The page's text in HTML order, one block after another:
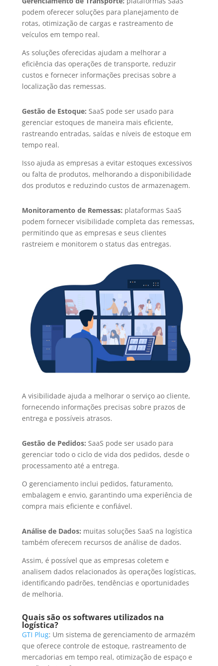
podem oferecer soluções para planejamento de
rotas, otimização de cargas e rastreamento de
veículos em tempo real.
As soluções oferecidas ajudam a melhorar a
eficiência das operações de transporte, reduzir
custos e fornecer informações precisas sobre a
localização das remessas.
Gestão de Estoque: SaaS pode ser usado para
gerenciar estoques de maneira mais eficiente,
rastreando entradas, saídas e níveis de estoque em
tempo real.
Isso ajuda as empresas a evitar estoques excessivos
ou falta de produtos, melhorando a disponibilidade
dos produtos e reduzindo custos de armazenagem.
Monitoramento de Remessas: plataformas SaaS
podem fornecer visibilidade completa das remessas,
permitindo que as empresas e seus clientes
rastreiem e monitorem o status das entregas.
A visibilidade ajuda a melhorar o serviço ao cliente,
fornecendo informações precisas sobre prazos de
entrega e possíveis atrasos.
Gestão de Pedidos: SaaS pode ser usado para
gerenciar todo o ciclo de vida dos pedidos, desde o
processamento até a entrega.
O gerenciamento inclui pedidos, faturamento,
embalagem e envio, garantindo uma experiência de
compra mais eficiente e confiável.
Análise de Dados: muitas soluções SaaS na logística
também oferecem recursos de análise de dados.
Assim, é possível que as empresas coletem e
analisem dados relacionados às operações logísticas,
identificando padrões, tendências e oportunidades
de melhoria.
Quais são os softwares utilizados na
logística?
GTI Plug: Um sistema de gerenciamento de armazém
que oferece controle de estoque, rastreamento de
mercadorias em tempo real, otimização de espaço e